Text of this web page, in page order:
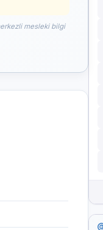
mesleki bilgi